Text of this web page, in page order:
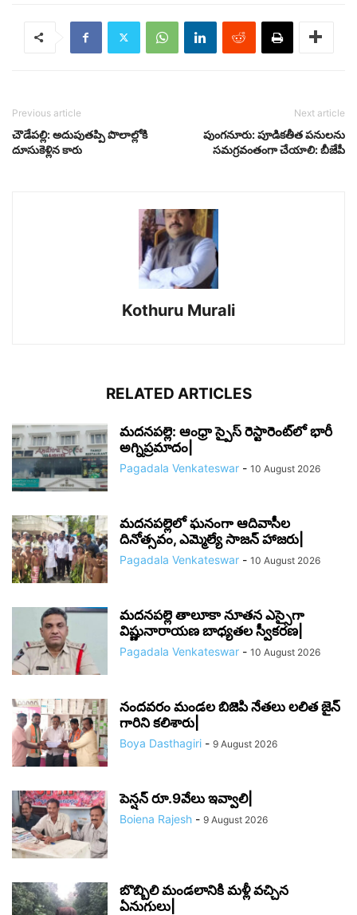
Previous article
చౌడేపల్లి: అదుపుతప్పి పొలాల్లోకి
దూసుకెళ్లిన కారు
Next article
పుంగనూరు: పూడికతీత పనులను
సమగ్రవంతంగా చేయాలి: బీజేపీ
Kothuru Murali
RELATED ARTICLES
మదనపల్లె: ఆంధ్రా స్పైస్ రెస్టారెంట్‌లో భారీ
అగ్నిప్రమాదం|
Pagadala Venkateswar - 10 August 2026
మదనపల్లెలో ఘనంగా ఆదివాసీల
దినోత్సవం, ఎమ్మెల్యే సాజన్ హాజరు|
Pagadala Venkateswar - 10 August 2026
మదనపల్లె తాలూకా నూతన ఎస్సైగా
విష్ణునారాయణ బాధ్యతల స్వీకరణ|
Pagadala Venkateswar - 10 August 2026
నందవరం మండల బిజెపి నేతలు లలిత జైన్
గారిని కలిశారు|
Boya Dasthagiri - 9 August 2026
పెన్షన్ రూ.9వేలు ఇవ్వాలి|
Boiena Rajesh - 9 August 2026
బొబ్బిలి మండలానికి మళ్లీ వచ్చిన
ఏనుగులు|